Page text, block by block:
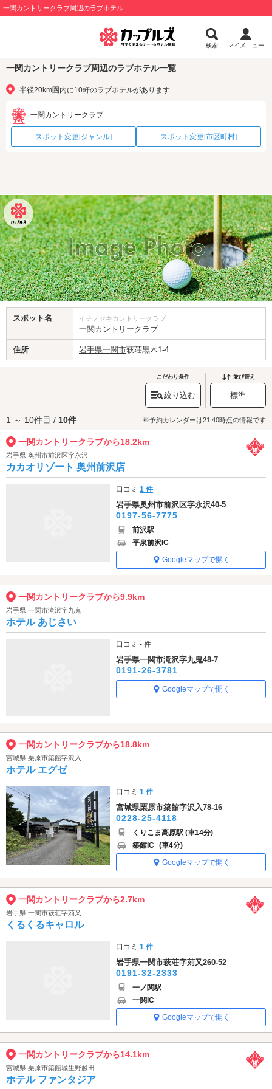
一関カントリークラブ周辺のラブホテル
検索 マイメニュー
一関カントリークラブ周辺のラブホテル一覧
半径20km圏内に10軒のラブホテルがあります
一関カントリークラブ
スポット変更[ジャンル] スポット変更[市区町村]
スポット名 イチノセキカントリークラブ
一関カントリークラブ
住所 岩手県一関市萩荘黒木1-4
こだわり条件
絞り込む
並び替え
標準
1 ～ 10件目 / 10件 ※予約カレンダーは21:40時点の情報です
一関カントリークラブから18.2km
岩手県 奥州市前沢区字永沢
カカオリゾート 奥州前沢店
口コミ1 件
岩手県奥州市前沢区字永沢40-5
0197-56-7775
前沢駅
平泉前沢IC
Googleマップで開く
一関カントリークラブから9.9km
岩手県 一関市滝沢字九鬼
ホテル あじさい
口コミ - 件
岩手県一関市滝沢字九鬼48-7
0191-26-3781
Googleマップで開く
一関カントリークラブから18.8km
宮城県 栗原市築館字沢入
ホテル エグゼ
口コミ1 件
宮城県栗原市築館字沢入78-16
0228-25-4118
くりこま高原駅 (車14分)
築館IC (車4分)
Googleマップで開く
一関カントリークラブから2.7km
岩手県 一関市萩荘字苅又
くるくるキャロル
口コミ1 件
岩手県一関市萩荘字苅又260-52
0191-32-2333
一ノ関駅
一関IC
Googleマップで開く
一関カントリークラブから14.1km
宮城県 栗原市築館城生野越田
ホテル ファンタジア